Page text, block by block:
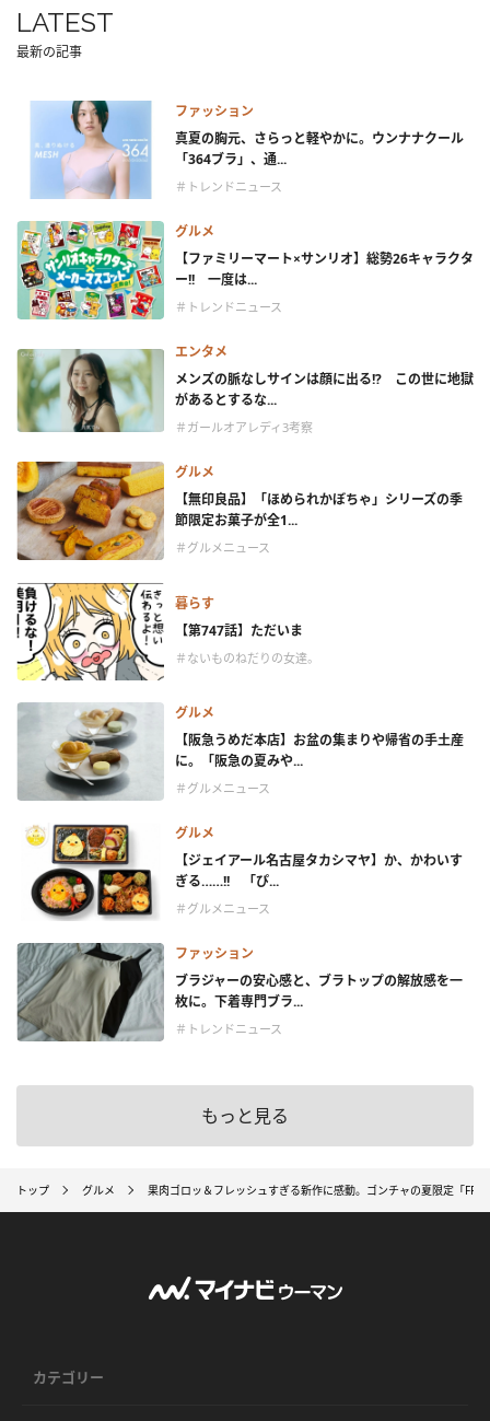
LATEST
最新の記事
ファッション
真夏の胸元、さらっと軽やかに。ウンナナクール
「364ブラ」、通...
＃トレンドニュース
グルメ
【ファミリーマート×サンリオ】総勢26キャラクタ
ー!! 一度は...
＃トレンドニュース
エンタメ
メンズの脈なしサインは顔に出る!? この世に地獄
があるとするな...
＃ガールオアレディ3考察
グルメ
【無印良品】「ほめられかぼちゃ」シリーズの季
節限定お菓子が全1...
＃グルメニュース
暮らす
【第747話】ただいま
＃ないものねだりの女達。
グルメ
【阪急うめだ本店】お盆の集まりや帰省の手土産
に。「阪急の夏みや...
＃グルメニュース
グルメ
【ジェイアール名古屋タカシマヤ】か、かわいす
ぎる……!! 「ぴ...
＃グルメニュース
ファッション
ブラジャーの安心感と、ブラトップの解放感を一
枚に。下着専門ブラ...
＃トレンドニュース
もっと見る
トップ グルメ 果肉ゴロッ＆フレッシュすぎる新作に感動。ゴンチャの夏限定「
カテゴリー